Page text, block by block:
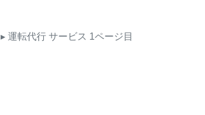
▸ 運転代行 サービス 1ページ目